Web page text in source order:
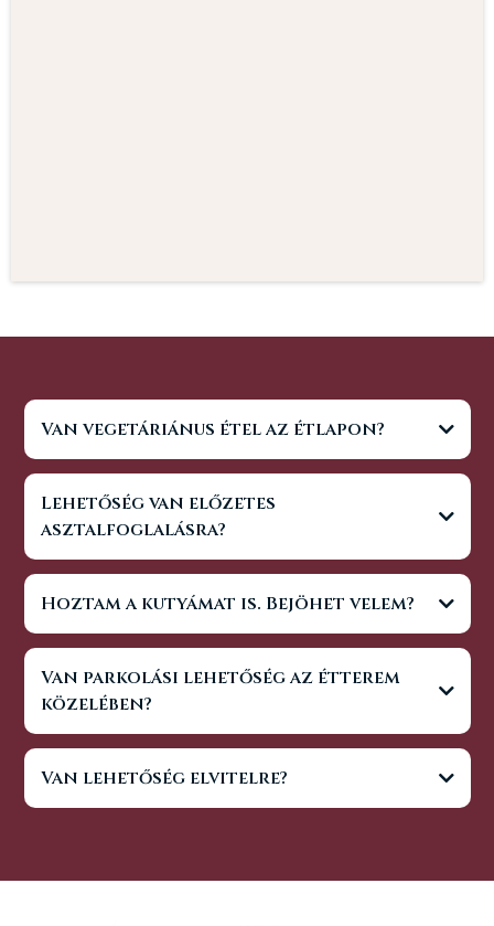
Van vegetáriánus étel az étlapon?
Lehetőség van előzetes
asztalfoglalásra?
Hoztam a kutyámat is. Bejöhet velem?
Van parkolási lehetőség az étterem
közelében?
Van lehetőség elvitelre?